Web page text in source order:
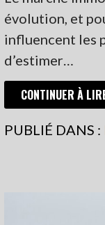
évolution, et
influencent les
d’estimer…
CONTINUER À
PUBLIÉ DANS :